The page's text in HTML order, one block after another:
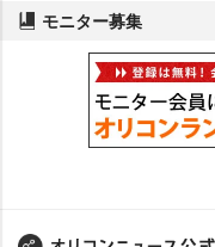
モニター募集